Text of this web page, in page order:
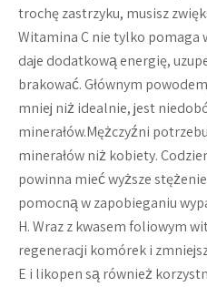
trochę zastrzyku, musisz
Witamina C nie tylko pomaga
daje dodatkową energię,
brakować. Głównym
mniej niż idealnie, jest
minerałów.Mężczyźni
minerałów niż kobiety.
powinna mieć wyższe
pomocną w zapobieganiu
H. Wraz z kwasem foliowym
regeneracji komórek i
E i likopen są również